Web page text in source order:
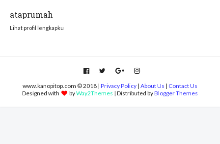
ataprumah
Lihat profil lengkapku
www.kanopitop.com © 2018 | Privacy Policy | About Us | Contact Us
Designed with
byWay2Themes | Distributed byBlogger Themes